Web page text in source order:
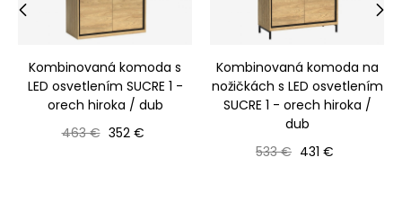
Kombinovaná komoda s
LED osvetlením SUCRE 1 -
orech hiroka / dub
Bežná cena
463 € Cena
352 €
Kombinovaná komoda na
nožičkách s LED osvetlením
SUCRE 1 - orech hiroka /
dub
Bežná cena
533 € Cena
431 €